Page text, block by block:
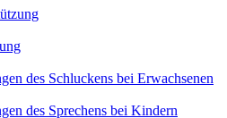
des Schluckens bei Erwachsenen
des Sprechens bei Kindern